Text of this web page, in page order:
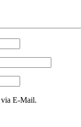
via E-Mail.